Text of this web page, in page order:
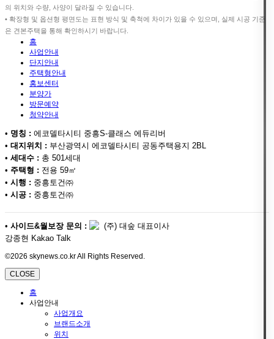
의 위치와 수량, 사양이 달라질 수 있습니다.
• 확장형 및 옵션형 평면도는 표현 방식 및 축척에 차이가 있을 수 있으며, 실제 시공 기준
은 견본주택을 통해 확인하시기 바랍니다.
홈
사업안내
단지안내
주택형안내
홍보센터
분양가
방문예약
청약안내
• 명칭 : 에코델타시티 중흥S-클래스 에듀리버
• 대지위치 : 부산광역시 에코델타시티 공동주택용지 2BL
• 세대수 : 총 501세대
• 주택형 : 전용 59㎡
• 시행 : 중흥토건㈜
• 시공 : 중흥토건㈜
• 사이드&월보장 문의 :
(주) 대숲 대표이사
강종현 Kakao Talk
©2026 skynews.co.kr All Rights Reserved.
CLOSE
홈
사업안내
사업개요
브랜드소개
위치